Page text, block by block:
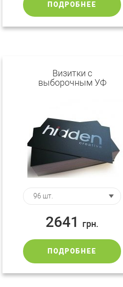
ПОДРОБНЕЕ
Визитки с
выборочным УФ
2641 грн.
ПОДРОБНЕЕ